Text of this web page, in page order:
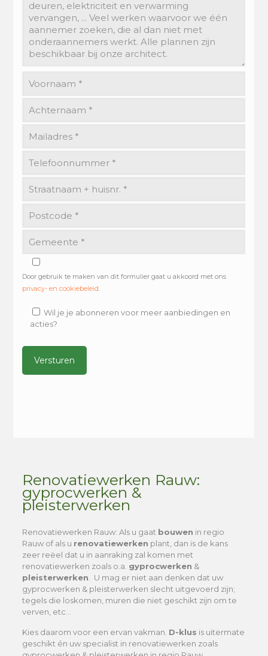
Door gebruik te maken van dit formulier gaat u akkoord met ons
privacy- en cookiebeleid
Wil je je abonneren voor meer aanbiedingen en
acties?
Renovatiewerken Rauw:
gyprocwerken &
pleisterwerken
Renovatiewerken Rauw: Als u gaat bouwen in regio
Rauw of als u renovatiewerken plant, dan is de kans
zeer reëel dat u in aanraking zal komen met
renovatiewerken zoals o.a. gyprocwerken &
pleisterwerken . U mag er niet aan denken dat uw
gyprocwerken & pleisterwerken slecht uitgevoerd zijn;
tegels die loskomen, muren die niet geschikt zijn om te
verven, etc…
Kies daarom voor een ervan vakman. D-klus is uitermate
geschikt én uw specialist in renovatiewerken zoals